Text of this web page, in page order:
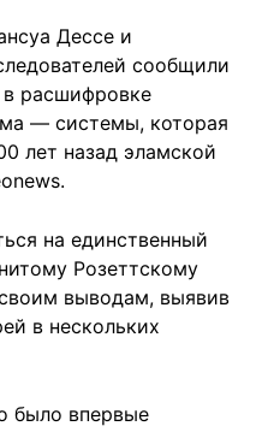
Дессе и
сообщили
в расшифровке
— системы, которая
лет назад эламской
на единственный
Розеттскому
выводам, выявив
в нескольких
было впервые